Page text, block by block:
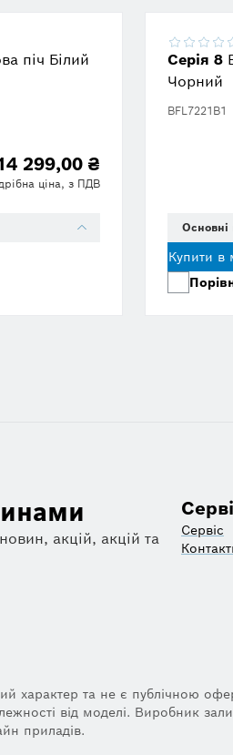
піч Білий
299,00 ₴
ціна, з ПДВ
Серія 8
Чорний
BFL7221B1
Основні
Купити в
акцій, акцій та
Сервіс
характер та не є публічною
від моделі. Виробник
приладів.